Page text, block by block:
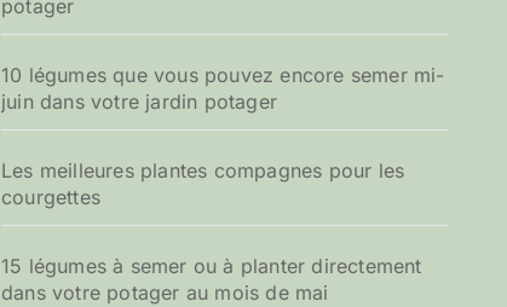
potager
10 légumes que vous pouvez encore semer mi-
juin dans votre jardin potager
Les meilleures plantes compagnes pour les
courgettes
15 légumes à semer ou à planter directement
dans votre potager au mois de mai